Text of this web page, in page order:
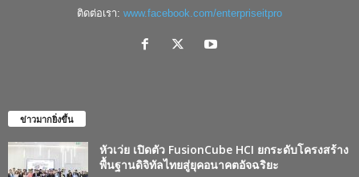
ติดต่อเรา: www.facebook.com/enterpriseitpro
ข่าวมากยิ่งขึ้น
หัวเว่ย เปิดตัว FusionCube HCI ยกระดับโครงสร้าง
พื้นฐานดิจิทัลไทยสู่ยุคอนาคตอัจฉริยะ